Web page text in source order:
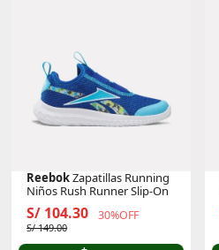
ReebokZapatillas Running
Niños Rush Runner Slip-On
S/ 104.30 30%OFF
S/ 149.00